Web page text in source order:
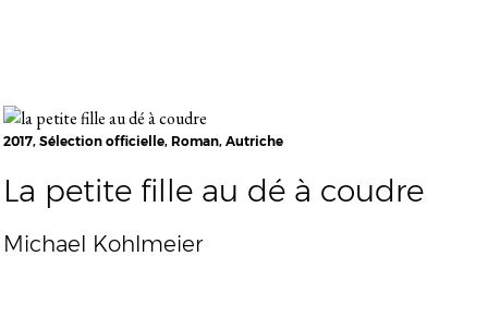
2017, Sélection officielle, Roman, Autriche
La petite fille au dé à coudre
Michael Kohlmeier